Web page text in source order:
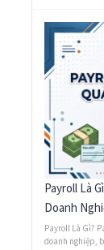
Payroll Là
Doanh
Payroll Là Gì?
doanh nghiệp,